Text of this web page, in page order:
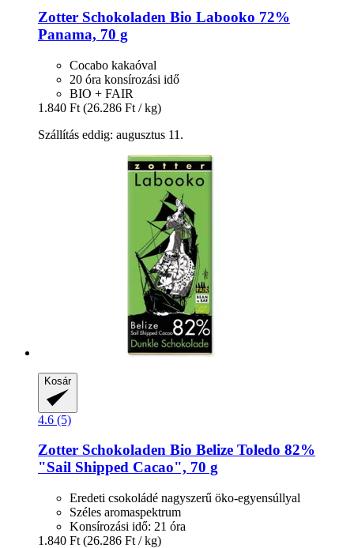
Zotter Schokoladen Bio Labooko 72%
Panama, 70 g
Cocabo kakaóval
20 óra konsírozási idő
BIO + FAIR
1.840 Ft (26.286 Ft / kg)
Szállítás eddig: augusztus 11.
Kosár
4.6 (5)
Zotter Schokoladen Bio Belize Toledo 82%
"Sail Shipped Cacao", 70 g
Eredeti csokoládé nagyszerű öko-egyensúllyal
Széles aromaspektrum
Konsírozási idő: 21 óra
1.840 Ft (26.286 Ft / kg)